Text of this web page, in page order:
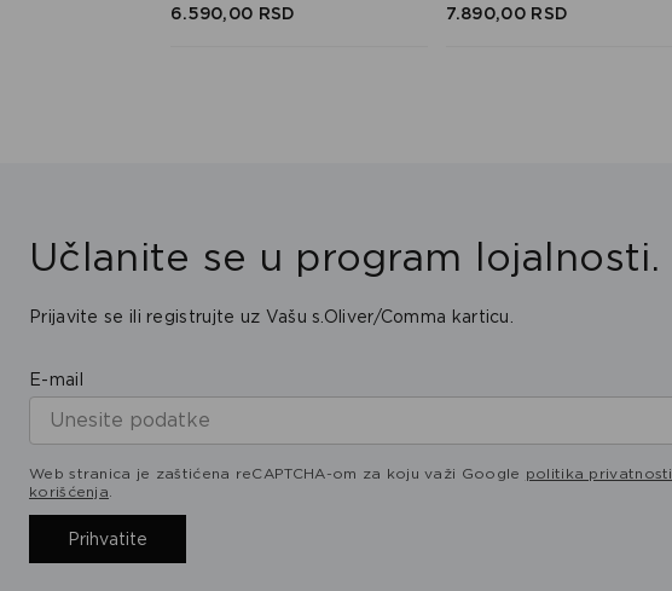
6.590,00 RSD 7.890,00 RSD
Učlanite se u program lojalnosti.
Prijavite se ili registrujte uz Vašu s.Oliver/Comma karticu.
E-mail
Web stranica je zaštićena reCAPTCHA-om za koju važi Google politika privatnosti
korišćenja
Prihvatite